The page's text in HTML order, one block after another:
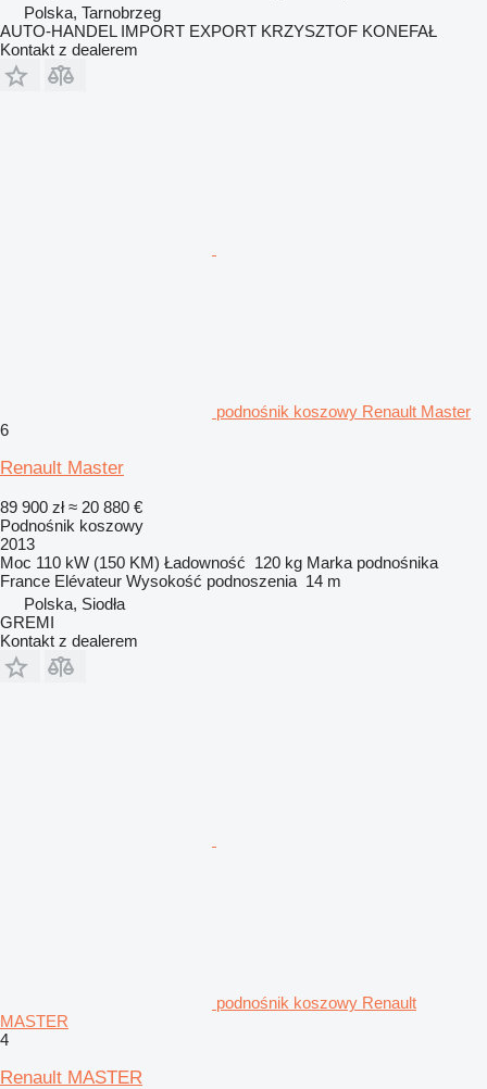
Polska, Tarnobrzeg
AUTO-HANDEL IMPORT EXPORT KRZYSZTOF KONEFAŁ
Kontakt z dealerem
podnośnik koszowy Renault Master
6
Renault Master
89 900 zł ≈ 20 880 €
Podnośnik koszowy
2013
Moc 110 kW (150 KM) Ładowność 120 kg Marka podnośnika
France Elévateur Wysokość podnoszenia 14 m
Polska, Siodła
GREMI
Kontakt z dealerem
podnośnik koszowy Renault
MASTER
4
Renault MASTER